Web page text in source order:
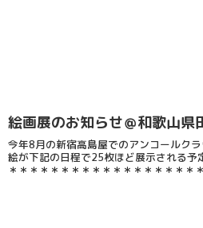
絵画展のお知らせ＠和歌山県
今年8月の新宿高島屋でのアンコールク
絵が下記の日程で25枚ほど展示される予
＊＊＊＊＊＊＊＊＊＊＊＊＊＊＊＊＊＊